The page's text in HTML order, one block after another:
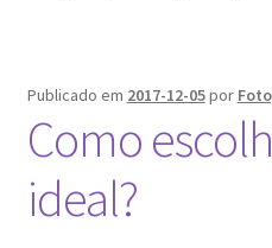
The Best of Celestial
Ver o Porto em Brasília
Visões sobre o Porto
Publicado em 2017-12-05por
Como
ideal?